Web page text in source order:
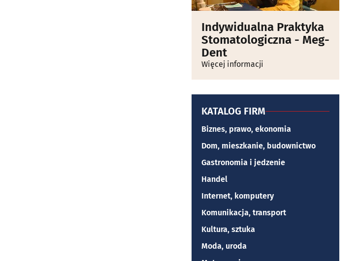
Indywidualna Praktyka
Stomatologiczna - Meg-
Dent
Więcej informacji
KATALOG FIRM
Biznes, prawo, ekonomia
Dom, mieszkanie, budownictwo
Gastronomia i jedzenie
Handel
Internet, komputery
Komunikacja, transport
Kultura, sztuka
Moda, uroda